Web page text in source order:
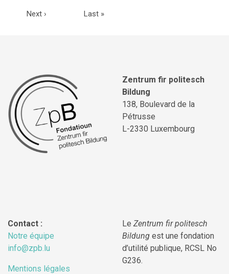
Next › Last »
Zentrum fir politesch
Bildung
138, Boulevard de la
Pétrusse
L-2330 Luxembourg
Contact :
Notre équipe
info@zpb.lu
Mentions légales
Le Zentrum fir politesch
Bildung est une fondation
d’utilité publique, RCSL No
G236.